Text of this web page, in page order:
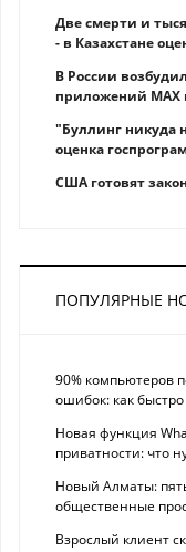
Две смерти и
- в Казахстане
В России
приложений MAX
"Буллинг никуда
оценка
США готовят
ПОПУЛЯРНЫЕ
90% компьютеров
ошибок: как
Новая функция
приватности: что
Новый Алматы:
общественные
Взрослый клиент